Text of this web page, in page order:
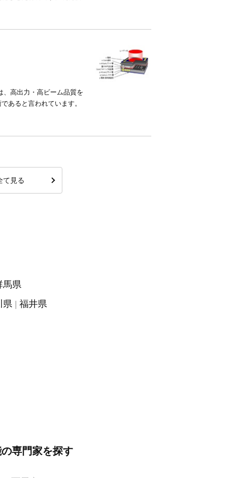
高出力・高ビーム品質を
あると言われています。
て見る
馬県
県
福井県
専門家を探す